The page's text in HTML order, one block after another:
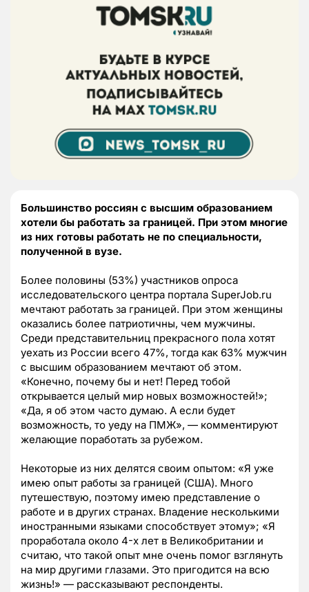
Большинство россиян с высшим образованием
хотели бы работать за границей. При этом многие
из них готовы работать не по специальности,
полученной в вузе.
Более половины (53%) участников опроса
исследовательского центра портала SuperJob.ru
мечтают работать за границей. При этом женщины
оказались более патриотичны, чем мужчины.
Среди представительниц прекрасного пола хотят
уехать из России всего 47%, тогда как 63% мужчин
с высшим образованием мечтают об этом.
«Конечно, почему бы и нет! Перед тобой
открывается целый мир новых возможностей!»;
«Да, я об этом часто думаю. А если будет
возможность, то уеду на ПМЖ», — комментируют
желающие поработать за рубежом.
Некоторые из них делятся своим опытом: «Я уже
имею опыт работы за границей (США). Много
путешествую, поэтому имею представление о
работе и в других странах. Владение несколькими
иностранными языками способствует этому»; «Я
проработала около 4-х лет в Великобритании и
считаю, что такой опыт мне очень помог взглянуть
на мир другими глазами. Это пригодится на всю
жизнь!» — рассказывают респонденты.